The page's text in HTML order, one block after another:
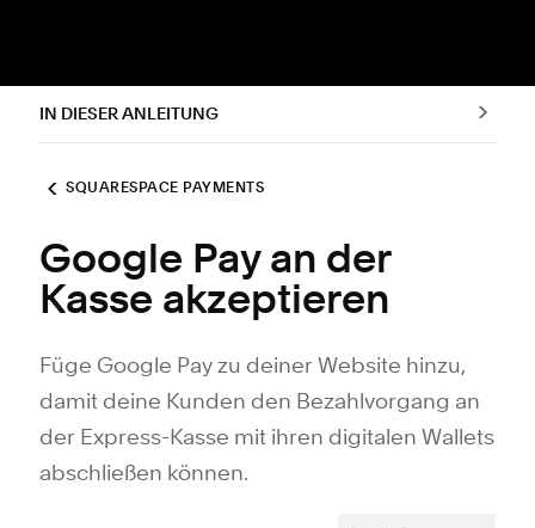
IN DIESER ANLEITUNG
SQUARESPACE PAYMENTS
Google Pay an der
Kasse akzeptieren
Füge Google Pay zu deiner Website hinzu,
damit deine Kunden den Bezahlvorgang an
der Express-Kasse mit ihren digitalen Wallets
abschließen können.